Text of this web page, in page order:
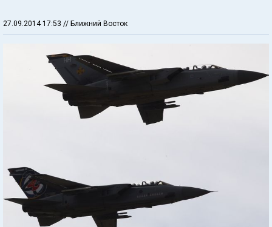
27.09.2014 17:53 // Ближний Восток